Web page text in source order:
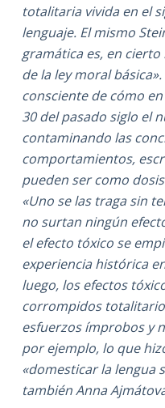
totalitaria vivida en el
lenguaje. El mismo
gramática es, en
de la ley moral
consciente de cómo
30 del pasado siglo el
contaminando las
comportamientos,
pueden ser como
«Uno se las traga sin
no surtan ningún
el efecto tóxico se
experiencia histórica
luego, los efectos
corrompidos
esfuerzos ímprobos y
por ejemplo, lo que
«domesticar la lengua
también Anna